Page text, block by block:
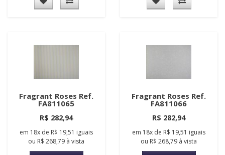
Fragrant Roses Ref.
FA811065
R$ 282,94
em 18x de R$ 19,51 iguais
ou R$ 268,79 à vista
Fragrant Roses Ref.
FA811066
R$ 282,94
em 18x de R$ 19,51 iguais
ou R$ 268,79 à vista